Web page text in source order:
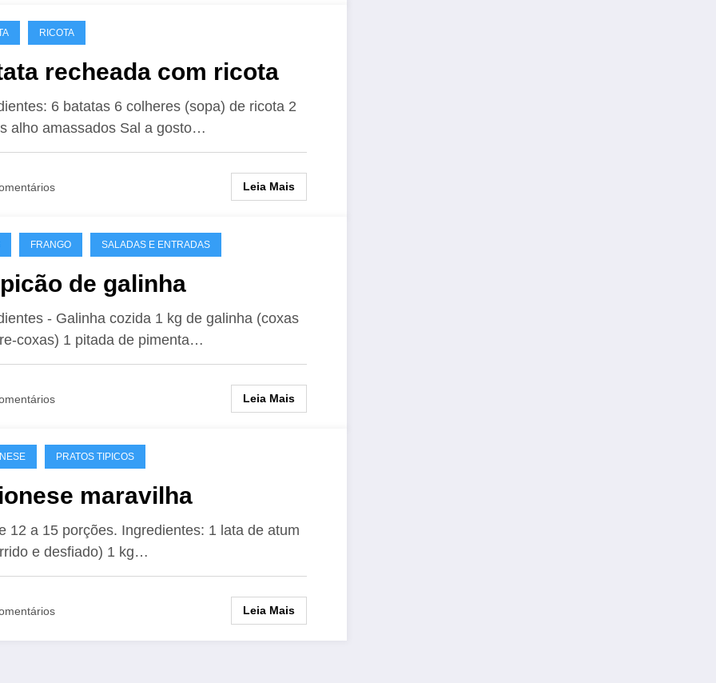
RICOTA
recheada com ricota
6 batatas 6 colheres (sopa) de ricota 2
alho amassados Sal a gosto…
Leia Mais
FRANGO SALADAS E ENTRADAS
de galinha
- Galinha cozida 1 kg de galinha (coxas
coxas) 1 pitada de pimenta…
Leia Mais
PRATOS TIPICOS
maravilha
12 a 15 porções. Ingredientes: 1 lata de atum
e desfiado) 1 kg…
Leia Mais